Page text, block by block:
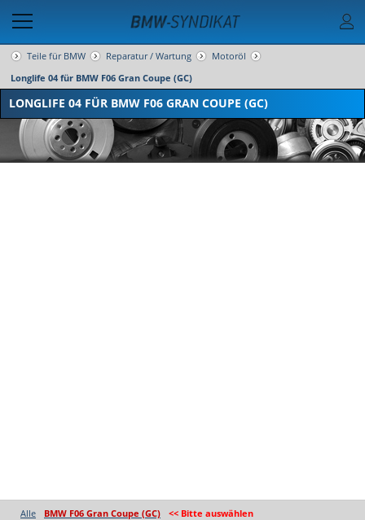
Teile für BMW Reparatur / Wartung
Motoröl
Longlife 04 für BMW F06 Gran Coupe (GC)
LONGLIFE 04 FÜR BMW F06 GRAN COUPE (GC)
Alle BMW F06 Gran Coupe (GC) << Bitte auswählen